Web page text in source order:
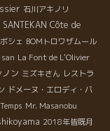
石川アキノリ
Côte de
シェ BOMトロワザムール
La Font de L'Olivier
ノン ミズキさん レストラ
ドメーヌ・エロディ・バ
Mr. Masanobu
2018年皆既月